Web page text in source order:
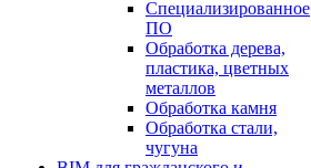
Специализированное
ПО
Обработка дерева,
пластика, цветных
металлов
Обработка камня
Обработка стали,
чугуна